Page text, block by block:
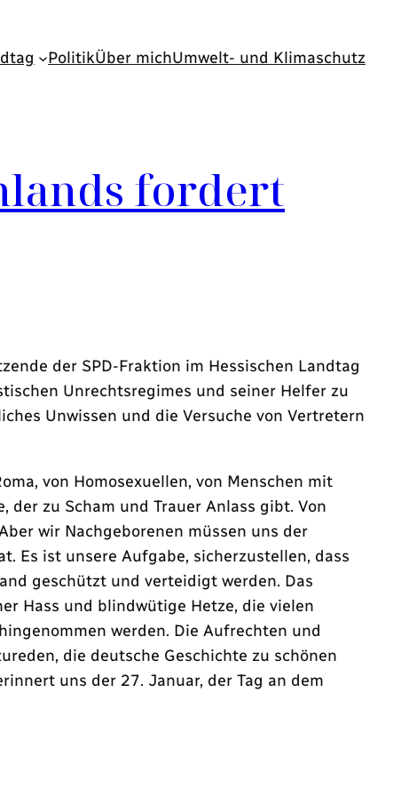
PolitikÜber michUmwelt- und Klimaschutz
fordert
der SPD-Fraktion im Hessischen Landtag
Unrechtsregimes und seiner Helfer zu
Unwissen und die Versuche von Vertretern
von Homosexuellen, von Menschen mit
zu Scham und Trauer Anlass gibt. Von
wir Nachgeborenen müssen uns der
Es ist unsere Aufgabe, sicherzustellen, dass
geschützt und verteidigt werden. Das
Hass und blindwütige Hetze, die vielen
werden. Die Aufrechten und
die deutsche Geschichte zu schönen
uns der 27. Januar, der Tag an dem